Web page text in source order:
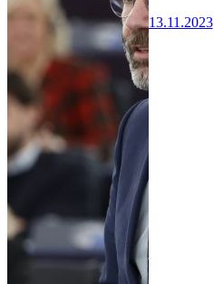
13.11.2023